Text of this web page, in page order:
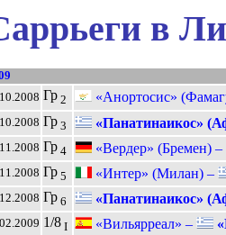
в
Гр 2
«Анортосис»
Гр 3
«Панатинаикос»
Гр 4
«Вердер» (Бремен) –
Гр 5
«Интер» (Милан) –
Гр 6
«Панатинаикос»
1/8 I «Вильярреал» –